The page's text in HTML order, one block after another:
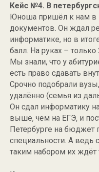
Кейс №4. В
Юноша пришёл к нам в
документов. Он ждал
информатике, но в
балл. На руках – только
Мы знали, что у
есть право сдавать
Срочно подобрали
удалённо (семья из
Он сдал информатику
выше, чем на ЕГЭ, и
Петербурге на бюджет
специальности. А ведь
таким набором их